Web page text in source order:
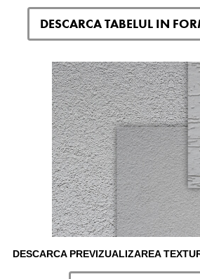
DESCARCA TABELUL IN
DESCARCA PREVIZUALIZAREA